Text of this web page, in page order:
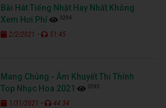
Bài Hát Tiếng Nhật Hay Nhất Không
Xem Hơi Phí
3294
2/2/2021 - 51:45
Mang Chủng - Âm Khuyết Thi Thính
Top Nhạc Hoa 2021
3593
1/31/2021 - 44:34